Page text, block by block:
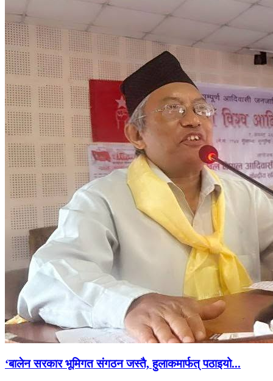
‘बालेन सरकार भूमिगत संगठन जस्तै, हुलाकमार्फत् पठाइयो...